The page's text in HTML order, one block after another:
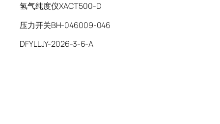
氢气纯度仪XACT500-D
压力开关BH-046009-046
DFYLLJY-2026-3-6-A